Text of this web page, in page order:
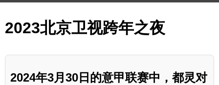
2023北京卫视跨年之夜
2024年3月30日的意甲联赛中，都灵对